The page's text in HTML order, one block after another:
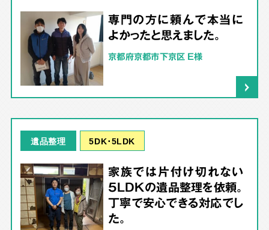
専門の方に頼んで本当に
よかったと思えました。
京都府京都市下京区 E様
遺品整理 5DK･5LDK
家族では片付け切れない
5LDKの遺品整理を依頼。
丁寧で安心できる対応でし
た。